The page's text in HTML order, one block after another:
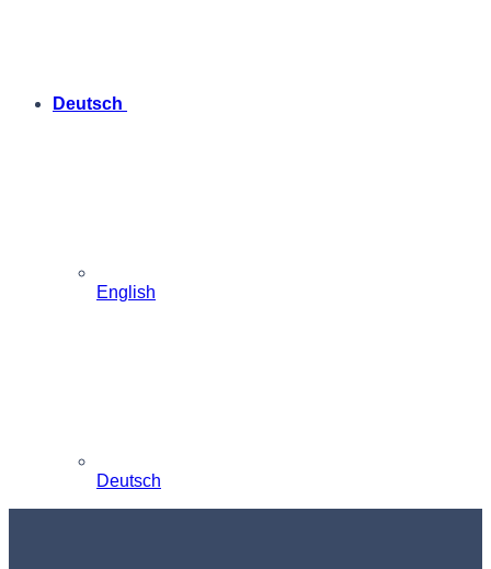
Deutsch
English
Deutsch